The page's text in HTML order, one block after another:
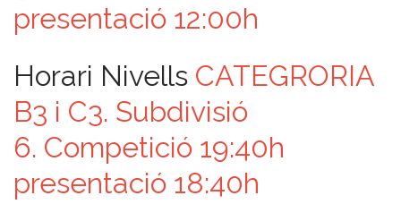
presentació 12:00h
Horari Nivells CATEGRORIA
B3 i C3. Subdivisió
6. Competició 19:40h
presentació 18:40h